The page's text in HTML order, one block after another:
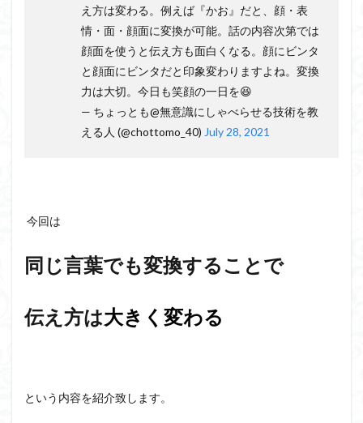
え方は変わる。例えば『かお』だと、顔・表
情・面・顔面に変換が可能。話の内容次第では
顔面を使うと伝え方も面白くなる。顔にビンタ
と顔面にビンタだと印象変わりますよね。変換
力は大切。今日も笑顔の一日を😆
— ちょっとも@無意識にしゃべらせる技術を教
える人 (@chottomo_40) July 28, 2021
今回は
同じ言葉でも変換することで
伝え方は大きく変わる
という内容を紹介致します。
会話が続かない
会話 仕事
人見知り
予想外の返答
一方的
モチベーション
メラビアンの法則
プロフィール 高める
検索